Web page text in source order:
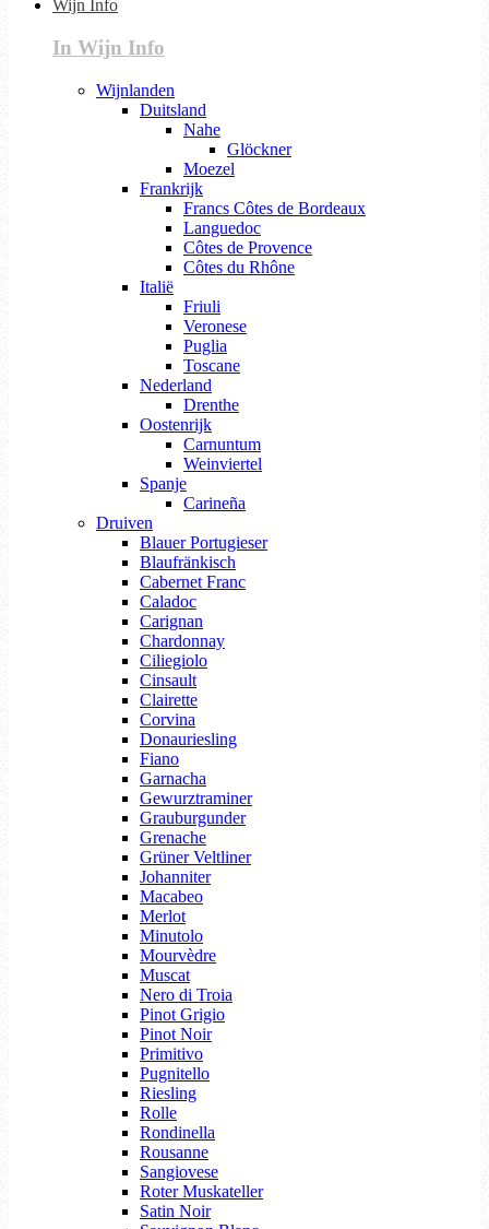
Wijn Info
In Wijn Info
Wijnlanden
Duitsland
Nahe
Glöckner
Moezel
Frankrijk
Francs Côtes de Bordeaux
Languedoc
Côtes de Provence
Côtes du Rhône
Italië
Friuli
Veronese
Puglia
Toscane
Nederland
Drenthe
Oostenrijk
Carnuntum
Weinviertel
Spanje
Carineña
Druiven
Blauer Portugieser
Blaufränkisch
Cabernet Franc
Caladoc
Carignan
Chardonnay
Ciliegiolo
Cinsault
Clairette
Corvina
Donauriesling
Fiano
Garnacha
Gewurztraminer
Grauburgunder
Grenache
Grüner Veltliner
Johanniter
Macabeo
Merlot
Minutolo
Mourvèdre
Muscat
Nero di Troia
Pinot Grigio
Pinot Noir
Primitivo
Pugnitello
Riesling
Rolle
Rondinella
Rousanne
Sangiovese
Roter Muskateller
Satin Noir